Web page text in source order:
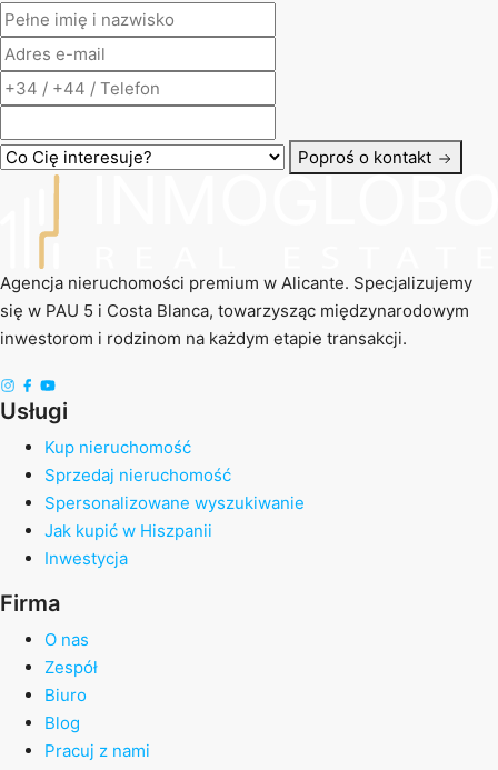
Poproś o kontakt
Agencja nieruchomości premium w Alicante. Specjalizujemy
się w PAU 5 i Costa Blanca, towarzysząc międzynarodowym
inwestorom i rodzinom na każdym etapie transakcji.
Usługi
Kup nieruchomość
Sprzedaj nieruchomość
Spersonalizowane wyszukiwanie
Jak kupić w Hiszpanii
Inwestycja
Firma
O nas
Zespół
Biuro
Blog
Pracuj z nami